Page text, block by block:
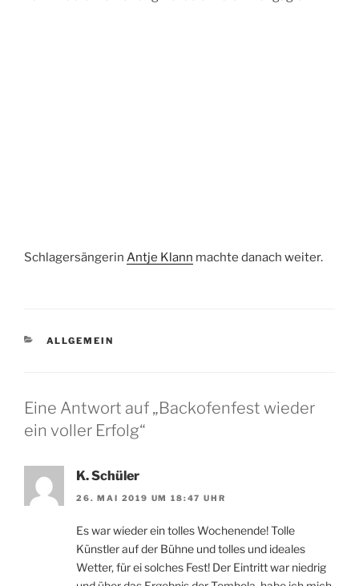
Schlagersängerin Antje Klann machte danach weiter.
KATEGORIEN
ALLGEMEIN
Eine Antwort auf „Backofenfest wieder
ein voller Erfolg“
K. Schüler
26. MAI 2019 UM 18:47 UHR
Es war wieder ein tolles Wochenende! Tolle
Künstler auf der Bühne und tolles und ideales
Wetter, für ei solches Fest! Der Eintritt war niedrig